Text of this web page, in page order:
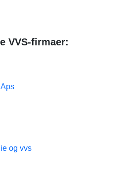
VVS-firmaer:
og vvs